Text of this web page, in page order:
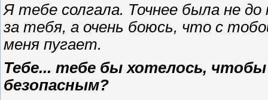
Я тебе солгала. Точнее была не
за тебя, а очень боюсь, что с
меня пугает.
Тебе... тебе бы хотелось, чтобы
безопасным?